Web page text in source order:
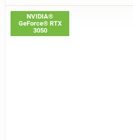
NVIDIA®
GeForce® RTX
3050